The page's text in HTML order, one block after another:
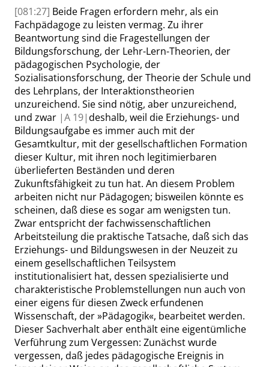
[081:27] Beide Fragen erfordern mehr, als ein
Fachpädagoge zu leisten vermag. Zu ihrer
Beantwortung sind die Fragestellungen der
Bildungsforschung, der Lehr-Lern-Theorien, der
pädagogischen Psychologie, der
Sozialisationsforschung, der Theorie der Schule und
des Lehrplans, der Interaktionstheorien
unzureichend. Sie sind nötig, aber unzureichend,
und zwar |A 19|deshalb, weil die Erziehungs- und
Bildungsaufgabe es immer auch mit der
Gesamtkultur, mit der gesellschaftlichen Formation
dieser Kultur, mit ihren noch legitimierbaren
überlieferten Beständen und deren
Zukunftsfähigkeit zu tun hat. An diesem Problem
arbeiten nicht nur Pädagogen; bisweilen könnte es
scheinen, daß diese es sogar am wenigsten tun.
Zwar entspricht der fachwissenschaftlichen
Arbeitsteilung die praktische Tatsache, daß sich das
Erziehungs- und Bildungswesen in der Neuzeit zu
einem gesellschaftlichen Teilsystem
institutionalisiert hat, dessen spezialisierte und
charakteristische Problemstellungen nun auch von
einer eigens für diesen Zweck erfundenen
Wissenschaft, der»Pädagogik«, bearbeitet werden.
Dieser Sachverhalt aber enthält eine eigentümliche
Verführung zum Vergessen: Zunächst wurde
vergessen, daß jedes pädagogische Ereignis in